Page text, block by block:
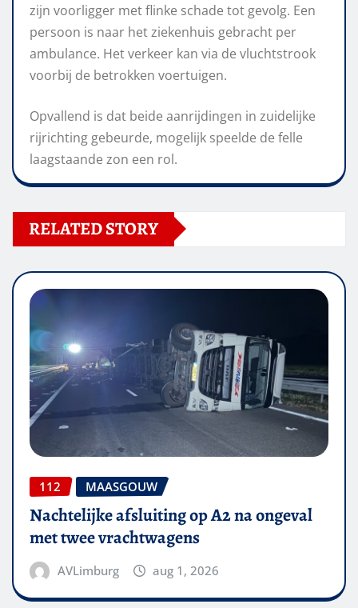
zijn voorligger met flinke schade tot gevolg. Een
persoon is naar het ziekenhuis gebracht per
ambulance. Het verkeer kan via de vluchtstrook
voorbij de betrokken voertuigen.
Opvallend is dat beide aanrijdingen in zuidelijke
rijrichting gebeurde, mogelijk speelde de felle
laagstaande zon een rol.
RELATED STORY
112 MAASGOUW
Nachtelijke afsluiting op A2 na ongeval
met twee vrachtwagens
AVLimburg aug 1, 2026